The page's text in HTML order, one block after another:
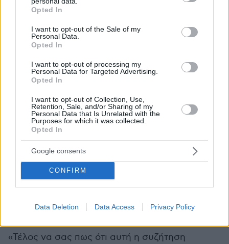
grant or deny consent to Google and its third-party tags to
use your data for below specified purposes in below Google
consent section.
Opted In
I want to opt-out of the Sale of my
Personal Data.
Opted In
I want to opt-out of processing my
Personal Data for Targeted Advertising.
Opted In
I want to opt-out of Collection, Use,
Retention, Sale, and/or Sharing of my
Personal Data that Is Unrelated with the
Purposes for which it was collected.
Opted In
Google consents
CONFIRM
Data Deletion Data Access Privacy Policy
από την κυβέρνηση κατά τη διάρκεια της
πανδημίας και γι' αυτό προσδιόρισα με
απόλυτη σαφήνεια ότι τα όποια υπερκέρδη
υπάρχουν από την αγορά της ηλεκτρικής
ενέργειας θα πρέπει ουσιαστικά να
επιστραφούν στους πολίτες μέσω μίας
Αναμένουμε από τη ΡΑΕ, η οποία είναι και η
μόνη που γνωρίζει πλήρως τη λειτουργία της
αγοράς, τις προτάσεις και τις εισηγήσεις της
εντός του επόμενου μήνα», τόνισε ο
πρωθυπουργός.
Θα σαρώσουμε τα γραφειοκρατικά εμπόδια για
ενέργεια
«Τέλος να σας πως ότι αυτή η συζήτηση